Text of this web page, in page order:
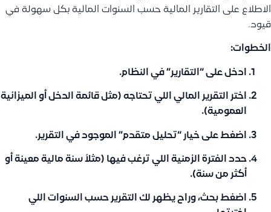
الاطلاع على التقارير المالية حسب السنوات المالية بكل سهولة في
قيود.
الخطوات:
ادخل على “التقارير” في النظام.
اختر التقرير المالي اللي تحتاجه (مثل قائمة الدخل أو الميزانية
العمومية).
اضغط على خيار “تحليل متقدم” الموجود في التقرير.
حدد الفترة الزمنية اللي ترغب فيها (مثلاً سنة مالية معينة أو
أكثر من سنة).
اضغط بحث، وراح يظهر لك التقرير حسب السنوات اللي